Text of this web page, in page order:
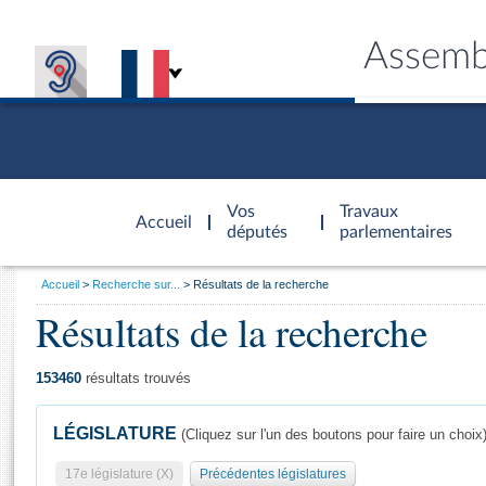
Accueil
d'accueil
Vos
députés
Travaux
parlementaires
Général
Vous
Accueil Recherche sur... Résultats de la recherche
Résultats de la recherche
153460 résultats trouvés
LÉGISLATURE (Cliquez sur l'un des boutons pour faire un choix)
17e législature (X) Précédentes législatures